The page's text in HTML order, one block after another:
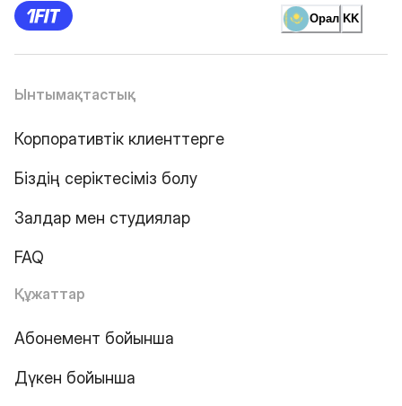
Орал KK
Ынтымақтастық
Корпоративтік клиенттерге
Біздің серіктесіміз болу
Залдар мен студиялар
FAQ
Құжаттар
Абонемент бойынша
Дүкен бойынша